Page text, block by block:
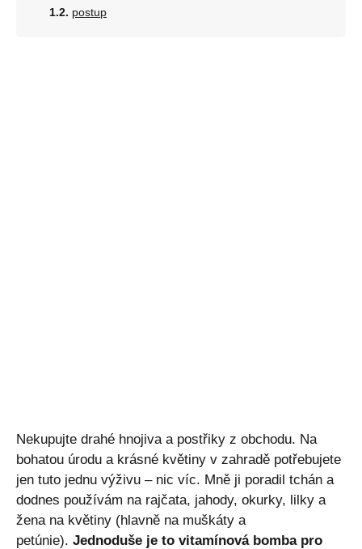
postup
Nekupujte drahé hnojiva a postřiky z obchodu. Na
bohatou úrodu a krásné květiny v zahradě potřebujete
jen tuto jednu výživu – nic víc. Mně ji poradil tchán a
dodnes používám na rajčata, jahody, okurky, lilky a
žena na květiny (hlavně na muškáty a
petúnie). Jednoduše je to vitamínová bomba pro